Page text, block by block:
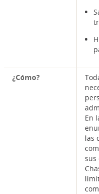
¿Cómo?
En
las
sus